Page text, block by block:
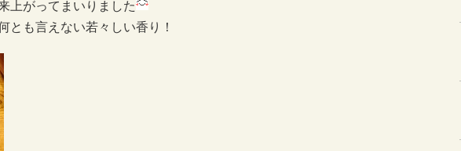
上がってまいりました
とも言えない若々しい香り！